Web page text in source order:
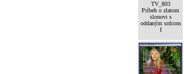
TV_803
Príbeh o zlatom
slonovi s
oddaným srdcom
I